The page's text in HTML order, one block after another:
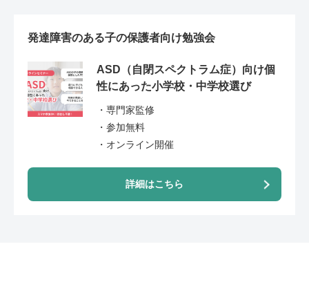
発達障害のある子の保護者向け勉強会
ASD（自閉スペクトラム症）向け個
性にあった小学校・中学校選び
・専門家監修
・参加無料
・オンライン開催
詳細はこちら